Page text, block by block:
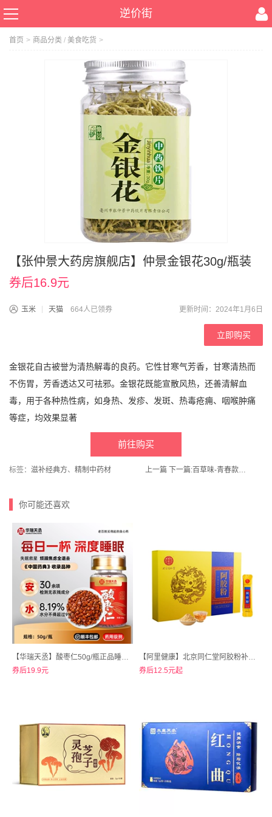
逆价街
首页 > 商品分类 / 美食吃货 >
【张仲景大药房旗舰店】仲景金银花30g/瓶装
券后16.9元
玉米 天猫 664人已领券 更新时间：2024年1月6日
立即购买
金银花自古被誉为清热解毒的良药。它性甘寒气芳香，甘寒清热而
不伤胃，芳香透达又可祛邪。金银花既能宣散风热，还善清解血
毒，用于各种热性病，如身热、发疹、发斑、热毒疮痈、咽喉肿痛
等症，均效果显著
前往购买
标签： 滋补经典方、 精制中药材 上一篇 下一篇: 百草味-青春款每日坚果礼盒750g /30包大礼包
你可能还喜欢
【华瑞天丞】酸枣仁50g/瓶正品睡眠茶
券后19.9元
【阿里健康】北京同仁堂阿胶粉补气补血3g×6袋*1盒
券后12.5元起